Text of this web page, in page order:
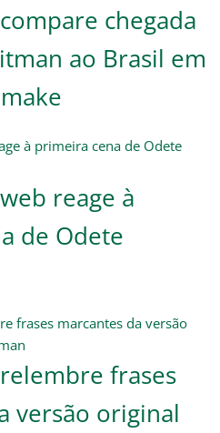
chegada
ao Brasil em
reage à
de Odete
relembre frases
versão original